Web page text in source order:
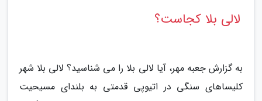
لالی بلا کجاست؟
به گزارش جعبه مهر، آیا لالی بلا را می شناسید؟ لالی بلا شهر
کلیساهای سنگی در اتیوپی قدمتی به بلندای مسیحیت